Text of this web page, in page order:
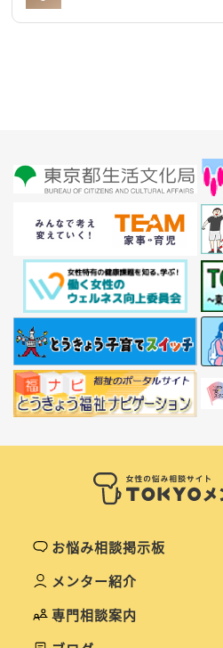
お悩み相談掲示板
メンター紹介
専門相談案内